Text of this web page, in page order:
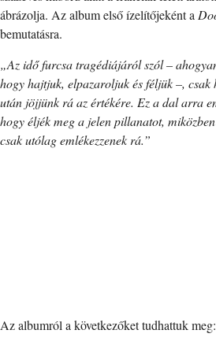
ábrázolja. Az album első ízelítőjeként a
bemutatásra.
„Az idő furcsa tragédiájáról szól –
hogy hajtjuk, elpazaroljuk és féljük –,
után jöjjünk rá az értékére. Ez a dal arra
hogy éljék meg a jelen pillanatot,
csak utólag emlékezzenek rá.”
Az albumról a következőket tudhattuk meg: